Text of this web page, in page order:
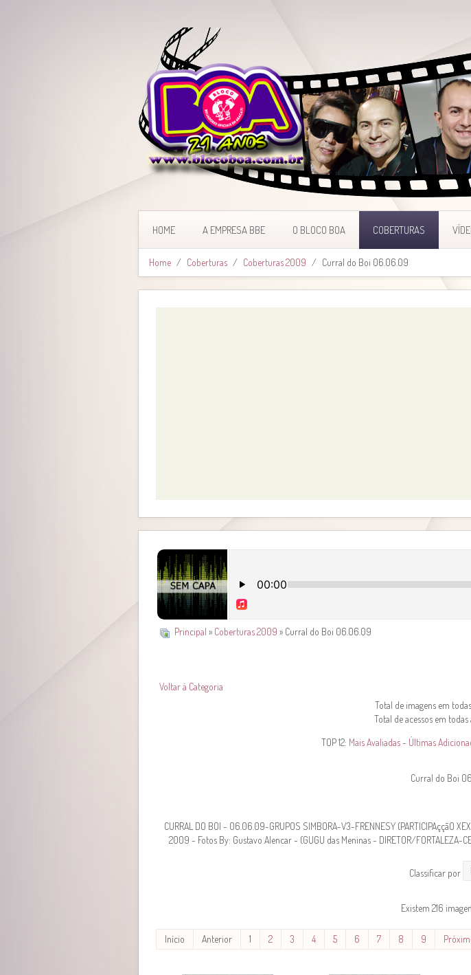
HOME A EMPRESA BBE O BLOCO BOA COBERTURAS
Home Coberturas Coberturas 2009 Curral do Boi 06.06.09
Principal » Coberturas 2009 » Curral do Boi 06.06.09
Voltar à Categoria
Total de imagens em
Total de acessos em todas
TOP 12: Mais Avaliadas- Últimas
Curral do Boi
CURRAL DO BOI - 06.06.09-GRUPOS SIMBORA-V3-FRENNESY
2009 - Fotos By: Gustavo Alencar - (GUGU das Meninas - DIRETOR/FORTALEZA-
Classificar por
Existem 216
Início Anterior 1 2 3 4 5 6 7 8 9